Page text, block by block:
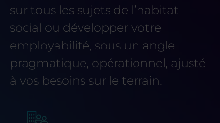
sur tous les sujets de l’habitat
social ou développer votre
employabilité, sous un angle
pragmatique, opérationnel, ajusté
à vos besoins sur le terrain.